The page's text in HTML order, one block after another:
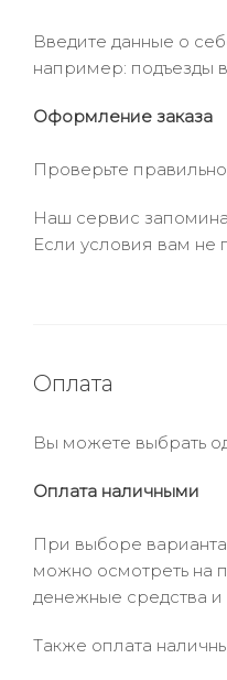
Введите данные о
например: подъезды
Оформление заказа
Проверьте
Наш сервис
Если условия вам не
Оплата
Вы можете выбрать
Оплата наличными
При выборе
можно осмотреть на
денежные средства и
Также оплата